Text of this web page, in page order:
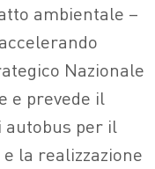
ambientale –
Nazionale
e prevede il
autobus per il
la realizzazione